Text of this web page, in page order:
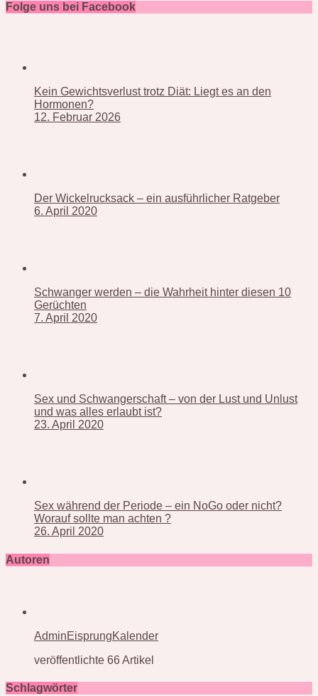
Folge uns bei Facebook
Kein Gewichtsverlust trotz Diät: Liegt es an den
Hormonen?
12. Februar 2026
Der Wickelrucksack – ein ausführlicher Ratgeber
6. April 2020
Schwanger werden – die Wahrheit hinter diesen 10
Gerüchten
7. April 2020
Sex und Schwangerschaft – von der Lust und Unlust
und was alles erlaubt ist?
23. April 2020
Sex während der Periode – ein NoGo oder nicht?
Worauf sollte man achten ?
26. April 2020
Autoren
AdminEisprungKalender
veröffentlichte 66 Artikel
Schlagwörter